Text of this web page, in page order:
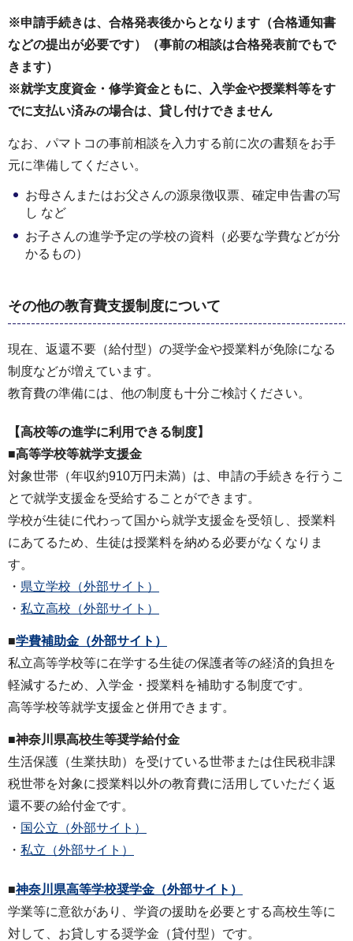
※申請手続きは、合格発表後からとなります（合格通知書
などの提出が必要です）（事前の相談は合格発表前でもで
きます）
※就学支度資金・修学資金ともに、入学金や授業料等をす
でに支払い済みの場合は、貸し付けできません
なお、パマトコの事前相談を入力する前に次の書類をお手
元に準備してください。
お母さんまたはお父さんの源泉徴収票、確定申告書の写
し など
お子さんの進学予定の学校の資料（必要な学費などが分
かるもの）
その他の教育費支援制度について
現在、返還不要（給付型）の奨学金や授業料が免除になる
制度などが増えています。
教育費の準備には、他の制度も十分ご検討ください。
【高校等の進学に利用できる制度】
■高等学校等就学支援金
対象世帯（年収約910万円未満）は、申請の手続きを行うこ
とで就学支援金を受給することができます。
学校が生徒に代わって国から就学支援金を受領し、授業料
にあてるため、生徒は授業料を納める必要がなくなりま
す。
・ 県立学校（外部サイト）
・ 私立高校（外部サイト）
■学費補助金 （外部サイト）
私立高等学校等に在学する生徒の保護者等の経済的負担を
軽減するため、入学金・授業料を補助する制度です。
高等学校等就学支援金と併用できます。
■神奈川県高校生等奨学給付金
生活保護（生業扶助）を受けている世帯または住民税非課
税世帯を対象に授業料以外の教育費に活用していただく返
還不要の給付金です。
・ 国公立（外部サイト）
・ 私立（外部サイト）
■神奈川県高等学校奨学金 （外部サイト）
学業等に意欲があり、学資の援助を必要とする高校生等に
対して、お貸しする奨学金（貸付型）です。